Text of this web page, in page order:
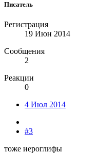
Писатель
Регистрация
19 Июн 2014
Сообщения
2
Реакции
0
4 Июл 2014
#3
тоже иероглифы